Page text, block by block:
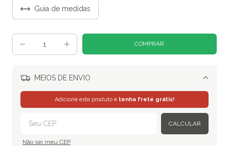
Guia de medidas
MEIOS DE ENVIO
Adicione este produto e tenha frete grátis!
CALCULAR
Não sei meu CEP